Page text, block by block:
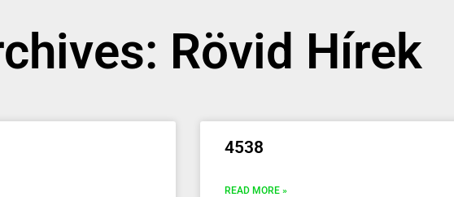
Rövid Hírek
4538
READ MORE »